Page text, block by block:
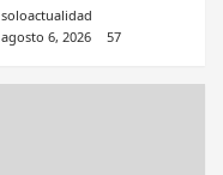
soloactualidad
agosto 6, 2026
57